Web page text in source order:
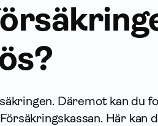
Däremot kan du
Här kan